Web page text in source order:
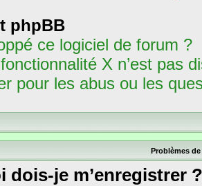
phpBB
ce logiciel de forum ?
X n’est pas
pour les abus ou les
Problèmes
dois-je m’enregistrer ?